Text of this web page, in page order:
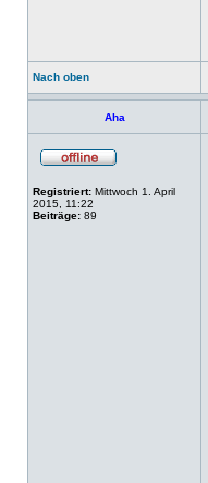
Nach oben
Aha
Registriert: Mittwoch 1. April
2015, 11:22
Beiträge: 89